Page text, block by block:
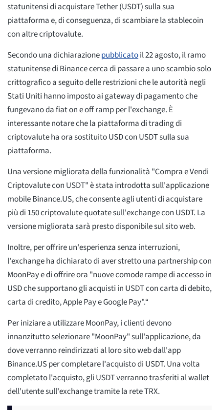
statunitensi di acquistare Tether (USDT) sulla sua
piattaforma e, di conseguenza, di scambiare la stablecoin
con altre criptovalute.
Secondo una dichiarazionepubblicatoil 22 agosto, il ramo
statunitense di Binance cerca di passare a uno scambio solo
crittografico a seguito delle restrizioni che le autorità negli
Stati Uniti hanno imposto ai gateway di pagamento che
fungevano da fiat on e off ramp per l'exchange. È
interessante notare che la piattaforma di trading di
criptovalute ha ora sostituito USD con USDT sulla sua
piattaforma.
Una versione migliorata della funzionalità "Compra e Vendi
Criptovalute con USDT" è stata introdotta sull'applicazione
mobile Binance.US, che consente agli utenti di acquistare
più di 150 criptovalute quotate sull'exchange con USDT. La
versione migliorata sarà presto disponibile sul sito web.
Inoltre, per offrire un'esperienza senza interruzioni,
l'exchange ha dichiarato di aver stretto una partnership con
MoonPay e di offrire ora "nuove comode rampe di accesso in
USD che supportano gli acquisti in USDT con carta di debito,
carta di credito, Apple Pay e Google Pay".“
Per iniziare a utilizzare MoonPay, i clienti devono
innanzitutto selezionare "MoonPay" sull'applicazione, da
dove verranno reindirizzati al loro sito web dall'app
Binance.US per completare l'acquisto di USDT. Una volta
completato l'acquisto, gli USDT verranno trasferiti al wallet
dell'utente sull'exchange tramite la rete TRX.